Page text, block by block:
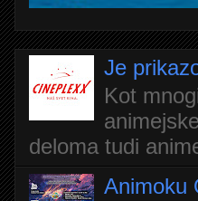
Je
Kot
deloma tudi
Animoku